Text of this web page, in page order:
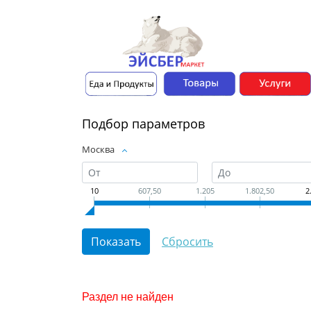
Подбор параметров
Москва
10 607,50 1.205 1.802,50
Раздел не найден